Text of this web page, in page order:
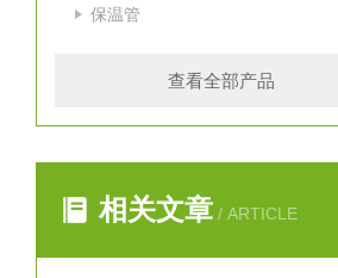
保温管
查看全部产品
相关文章 / ARTICLE